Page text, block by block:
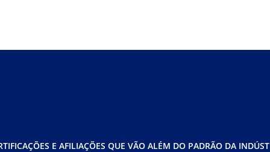
E AFILIAÇÕES QUE VÃO ALÉM DO PADRÃO DA